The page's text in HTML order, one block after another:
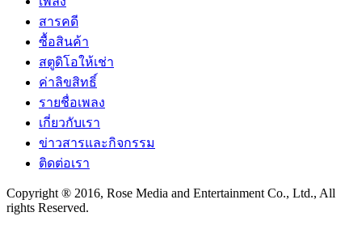
สารคดี
ซื้อสินค้า
สตูดิโอให้เช่า
ค่าลิขสิทธิ์
รายชื่อเพลง
เกี่ยวกับเรา
ข่าวสารและกิจกรรม
ติดต่อเรา
Copyright ® 2016, Rose Media and Entertainment Co., Ltd., All
rights Reserved.